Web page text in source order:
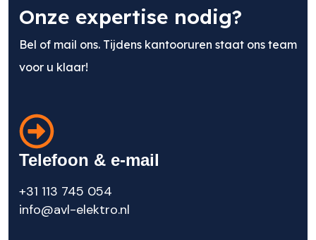
Onze expertise nodig?
Bel of mail ons. Tijdens kantooruren staat ons team
voor u klaar!
Telefoon & e-mail
+31 113 745 054
info@avl-elektro.nl